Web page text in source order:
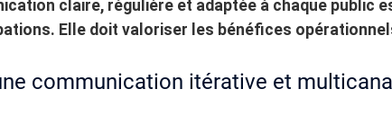
claire, régulière et adaptée à chaque public
Elle doit valoriser les bénéfices
communication itérative et